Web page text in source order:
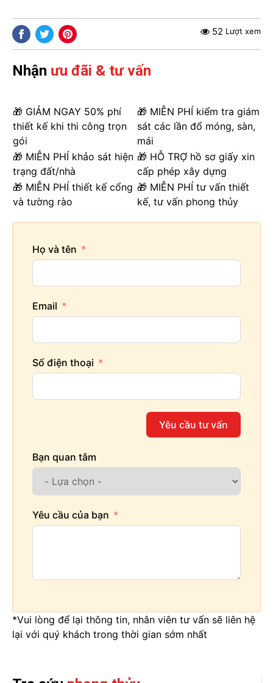
52 Lượt xem
Nhận ưu đãi & tư vấn
🎁 GIẢM NGAY 50% phí
thiết kế khi thi công trọn
gói
🎁 MIỄN PHÍ kiểm tra giám
sát các lần đổ móng, sàn,
mái
🎁 MIỄN PHÍ khảo sát hiện
trạng đất/nhà
🎁 HỖ TRỢ hồ sơ giấy xin
cấp phép xây dựng
🎁 MIỄN PHÍ thiết kế cổng
và tường rào
🎁 MIỄN PHÍ tư vấn thiết
kế, tư vấn phong thủy
Họ và tên
Email
Số điện thoại
Yêu cầu tư vấn
Bạn quan tâm
Yêu cầu của bạn
*Vui lòng để lại thông tin, nhân viên tư vấn sẽ liên hệ
lại với quý khách trong thời gian sớm nhất